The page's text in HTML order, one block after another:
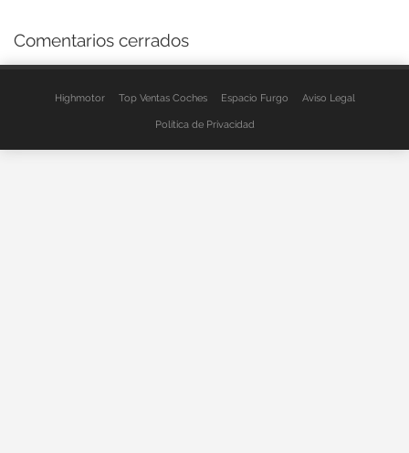
Comentarios cerrados
Highmotor Top Ventas Coches Espacio Furgo Aviso Legal
Política de Privacidad